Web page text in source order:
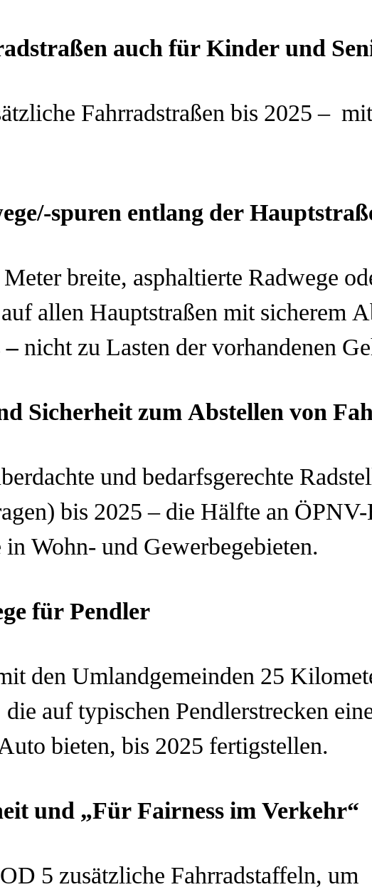
auch für Kinder und
Fahrradstraßen bis 2025 –
spuren entlang der
breite, asphaltierte Radwege
allen Hauptstraßen mit sicherem
–nicht zu Lasten der vorhandenen
Sicherheit zum Abstellen von
und bedarfsgerechte
bis 2025 – die Hälfte an
Wohn- und Gewerbegebieten.
für Pendler
den Umlandgemeinden 25
auf typischen Pendlerstrecken
bieten, bis 2025 fertigstellen.
und „Für Fairness im Verkehr“
5 zusätzliche Fahrradstaffeln, um